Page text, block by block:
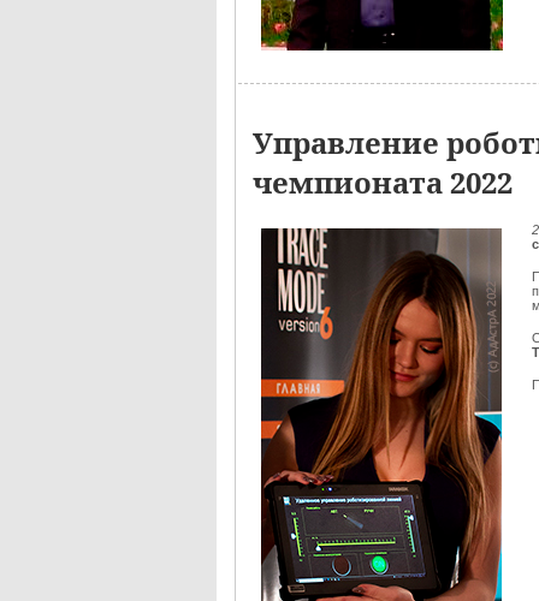
Управление
чемпионата 2022